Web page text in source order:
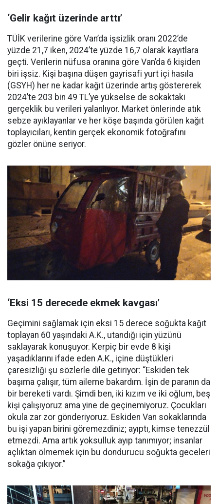
‘Gelir kağıt üzerinde arttı’
TÜİK verilerine göre Van’da işsizlik oranı 2022’de
yüzde 21,7 iken, 2024’te yüzde 16,7 olarak kayıtlara
geçti. Verilerin nüfusa oranına göre Van’da 6 kişiden
biri işsiz. Kişi başına düşen gayrisafi yurt içi hasıla
(GSYH) her ne kadar kağıt üzerinde artış göstererek
2024’te 203 bin 49 TL’ye yükselse de sokaktaki
gerçeklik bu verileri yalanlıyor. Market önlerinde atık
sebze ayıklayanlar ve her köşe başında görülen kağıt
toplayıcıları, kentin gerçek ekonomik fotoğrafını
gözler önüne seriyor.
‘Eksi 15 derecede ekmek kavgası’
Geçimini sağlamak için eksi 15 derece soğukta kağıt
toplayan 60 yaşındaki A.K., utandığı için yüzünü
saklayarak konuşuyor. Kerpiç bir evde 8 kişi
yaşadıklarını ifade eden A.K., içine düştükleri
çaresizliği şu sözlerle dile getiriyor: “Eskiden tek
başıma çalışır, tüm aileme bakardım. İşin de paranın da
bir bereketi vardı. Şimdi ben, iki kızım ve iki oğlum, beş
kişi çalışıyoruz ama yine de geçinemiyoruz. Çocukları
okula zar zor gönderiyoruz. Eskiden Van sokaklarında
bu işi yapan birini göremezdiniz; ayıptı, kimse tenezzül
etmezdi. Ama artık yoksulluk ayıp tanımıyor; insanlar
açlıktan ölmemek için bu dondurucu soğukta geceleri
sokağa çıkıyor.”